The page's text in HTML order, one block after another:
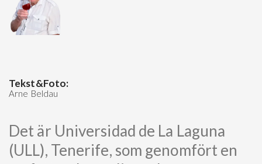
Tekst&Foto:
Arne Beldau
Det är Universidad de La Laguna
(ULL), Tenerife, som genomfört en